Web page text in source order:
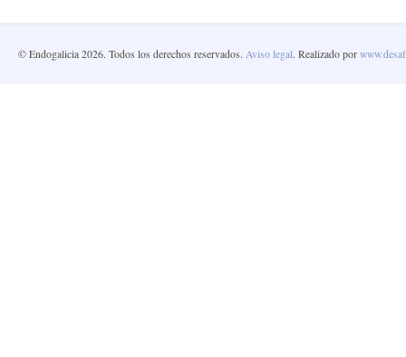
© Endogalicia 2026. Todos los derechos reservados. Aviso legal. Realizado por